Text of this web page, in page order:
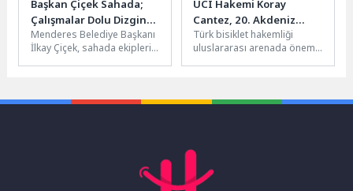
Başkan Çiçek Sahada;
Çalışmalar Dolu Dizgin
Sürüyor
Menderes Belediye Başkanı
İlkay Çiçek, sahada ekipleri
UCI Hakemi Koray
Cantez, 20. Akdeniz
Oyunları’nda Başhakem
Olarak Görev Yapacak
Türk bisiklet hakemliği
uluslararası arenada önemli